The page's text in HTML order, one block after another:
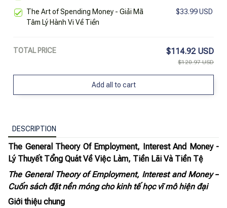
The Art of Spending Money - Giải Mã
Tâm Lý Hành Vi Về Tiền
$33.99 USD
TOTAL PRICE $114.92 USD
$120.97 USD
Add all to cart
DESCRIPTION
The General Theory Of Employment, Interest And Money -
Lý Thuyết Tổng Quát Về Việc Làm, Tiền Lãi Và Tiền Tệ
The General Theory of Employment, Interest and Money –
Cuốn sách đặt nền móng cho kinh tế học vĩ mô hiện đại
Giới thiệu chung